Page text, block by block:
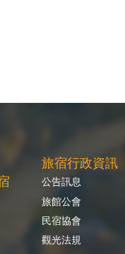
旅宿行政資訊
公告訊息
旅館公會
民宿協會
觀光法規